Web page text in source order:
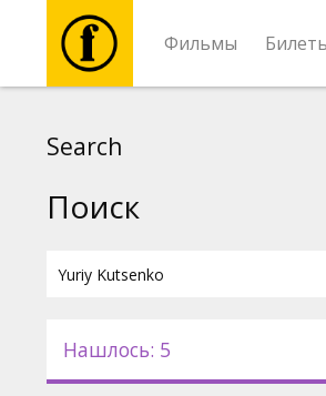
Фильмы
Новости
Search
Поиск
Нашлось: 5